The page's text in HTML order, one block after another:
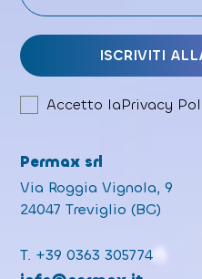
Accetto laPrivacy
Permax srl
Via Roggia Vignola, 9
24047 Treviglio (BG)
T. +39 0363 305774